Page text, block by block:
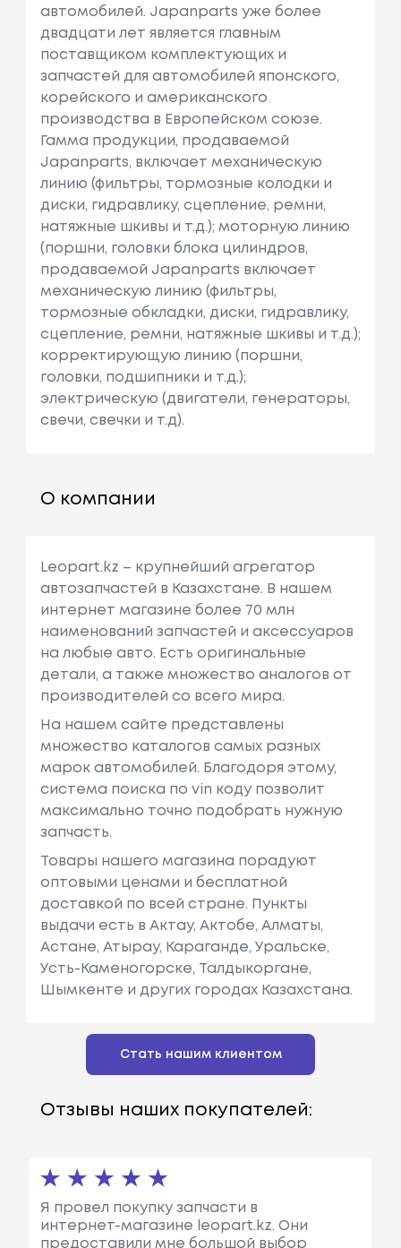
автомобилей. Japanparts уже более
двадцати лет является главным
поставщиком комплектующих и
запчастей для автомобилей японского,
корейского и американского
производства в Европейском союзе.
Гамма продукции, продаваемой
Japanparts, включает механическую
линию (фильтры, тормозные колодки и
диски, гидравлику, сцепление, ремни,
натяжные шкивы и т.д.); моторную линию
(поршни, головки блока цилиндров,
продаваемой Japanparts включает
механическую линию (фильтры,
тормозные обкладки, диски, гидравлику,
сцепление, ремни, натяжные шкивы и т.д.);
корректирующую линию (поршни,
головки, подшипники и т.д.);
электрическую (двигатели, генераторы,
свечи, свечки и т.д).
О компании
Leopart.kz – крупнейший агрегатор
автозапчастей в Казахстане. В нашем
интернет магазине более 70 млн
наименований запчастей и аксессуаров
на любые авто. Есть оригинальные
детали, а также множество аналогов от
производителей со всего мира.
На нашем сайте представлены
множество каталогов самых разных
марок автомобилей. Благодоря этому,
система поиска по vin коду позволит
максимально точно подобрать нужную
запчасть.
Товары нашего магазина порадуют
оптовыми ценами и бесплатной
доставкой по всей стране. Пункты
выдачи есть в Актау, Актобе, Алматы,
Астане, Атырау, Караганде, Уральске,
Усть-Каменогорске, Талдыкоргане,
Шымкенте и других городах Казахстана.
Стать нашим клиентом
Отзывы наших покупателей:
Я провел покупку запчасти в
интернет-магазине leopart.kz. Они
предоставили мне большой выбор